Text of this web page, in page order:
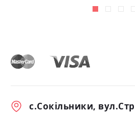
с.Сокільники,